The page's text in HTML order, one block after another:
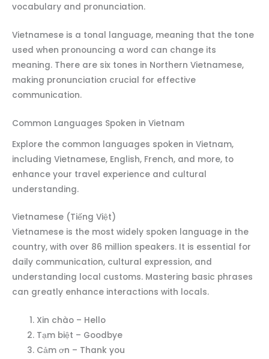
vocabulary and pronunciation.
Vietnamese is a tonal language, meaning that the tone
used when pronouncing a word can change its
meaning. There are six tones in Northern Vietnamese,
making pronunciation crucial for effective
communication.
Common Languages Spoken in Vietnam
Explore the common languages spoken in Vietnam,
including Vietnamese, English, French, and more, to
enhance your travel experience and cultural
understanding.
Vietnamese (Tiếng Việt)
Vietnamese is the most widely spoken language in the
country, with over 86 million speakers. It is essential for
daily communication, cultural expression, and
understanding local customs. Mastering basic phrases
can greatly enhance interactions with locals.
Xin chào – Hello
Tạm biệt – Goodbye
Cảm ơn – Thank you